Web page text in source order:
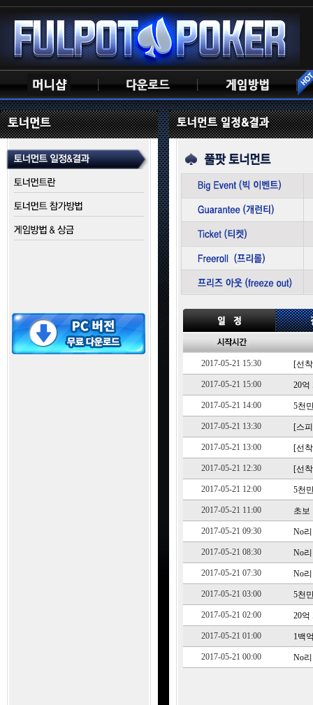
2017-05-21 15:30 [선
2017-05-21 15:00 20억
2017-05-21 14:00 5천
2017-05-21 13:30 [스
2017-05-21 13:00 [선
2017-05-21 12:30 [선
2017-05-21 12:00 5천
2017-05-21 11:00 초보
2017-05-21 09:30 No
2017-05-21 08:30 No
2017-05-21 07:30 No
2017-05-21 03:00 5천
2017-05-21 02:00 20억
2017-05-21 01:00 1백
2017-05-21 00:00 No